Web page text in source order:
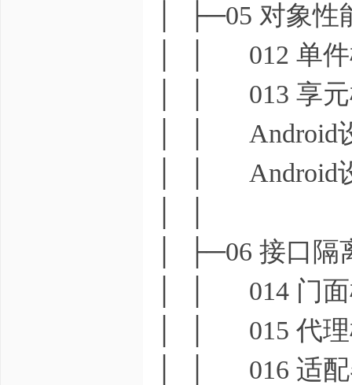
│ ├─05 对象性
│ │ 012 单件
│ │ 013 享元
│ │ Android设
│ │ Android设
│ ├─06 接口隔
│ │ 014 门面
│ │ 015 代理
│ │ 016 适配